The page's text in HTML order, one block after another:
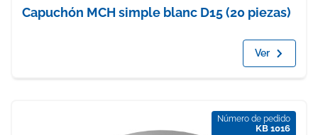
Capuchón MCH simple blanc D15 (20 piezas)
Ver
Número de pedido
KB 1016